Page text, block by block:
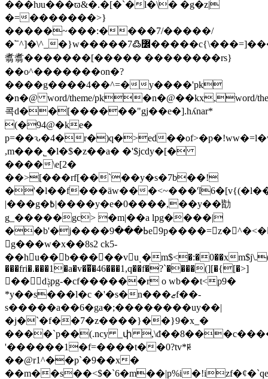
���ƕu���ϖ&�.�[�`�l�\� �g�z|
�=�������>}
�����~���:����7/�����/
�՟^]�\^_�}w�����7߷߼�����c{\���=]���o��ⱥ'�uȟ��tu�,������ɯ���
翥翥�������[����� ��������rs}
��o^�������on�?
����g����4��^=�y����'pk
�n�@ word/theme/pk�n�@��kx,word/
콕d��[������"gj��e�].hʎnar*
(�94@�ke�
р=��ԅ�4�r�)q�>ed
,m���˾�ӏ�$�z��a� �'$jcdy�[�
����\e[2�
��>[���rf[��`��y�s�7b��!
�'�l��f���ӓw��
|���g�߿|����y�e�0����,��y��勓
g_�����gc> �m|��a lpg����|
��b'�j����ߕ���9e9p����=z�^�<��c>����f�x���.��,�p��4&i��'&�b���m�zu�n2q�rَ�e�6e�dn���=6��1���xy=
g���w�x��8s2 ck5-
��hu��b�����vuͺ�m$<�:�0��x
���fri�.���1�a�v��̅�46���1,q��f�?`����(][�{[�>]
�� dݙpg-�cf������r o wb��t<p9�
*y��s���l�c �'�s�n���ޒf��-
s�����a��6�ga�;��������uy��|
�j�`�f��7�z����}��}9�x_�
����`p��(.ncy _փ
'������1�f=����t��0?tv*ꀙ
��@r1^��p`�9��x�
��m��s��<$�`6�m��|p%i